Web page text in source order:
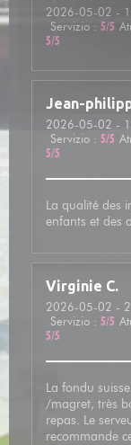
2026-05-02 -
Servizio : 5/5
5/5
Jean-
2026-05-02 -
Servizio : 5/5
5/5
La qualité des
enfants et des
Virginie C
2026-05-02 -
Servizio : 5/5
5/5
La fondu
/magret, très
repas. Le
recommande